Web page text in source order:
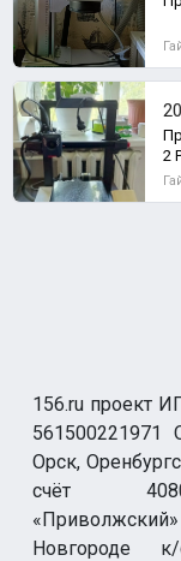
2
156.ru проект
561500221971
Орск,
счёт
Новгороде